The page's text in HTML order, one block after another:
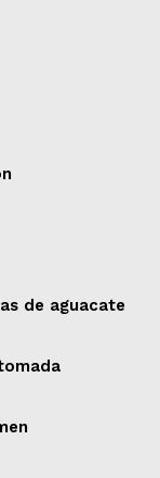
de aguacate